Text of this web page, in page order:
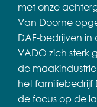
met onze
Van Doorne
DAF-bedrijven
VADO zich sterk
de
het familiebedrijf
de focus op de